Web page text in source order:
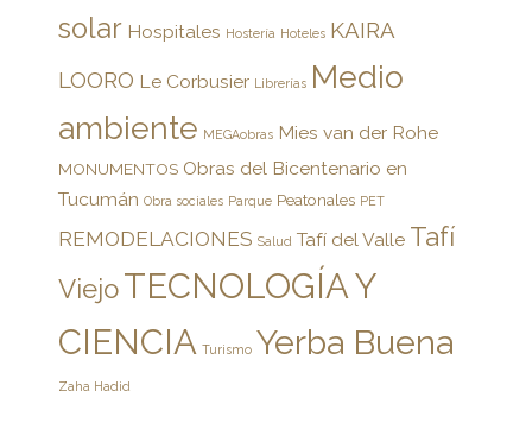
solar Hospitales Hostería Hoteles KAIRA
LOORO Le Corbusier Librerías Medio
ambiente MEGAobras Mies van der Rohe
MONUMENTOS Obras del Bicentenario en
Tucumán Obra sociales Parque Peatonales PET
REMODELACIONES Salud Tafí del Valle Tafí
ViejoTECNOLOGÍA Y
CIENCIA Turismo Yerba Buena
Zaha Hadid